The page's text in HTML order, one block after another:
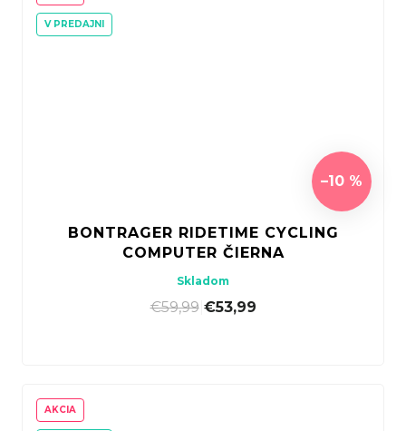
V PREDAJNI
–10 %
BONTRAGER RIDETIME CYCLING
COMPUTER ČIERNA
Skladom
€59,99| €53,99
AKCIA